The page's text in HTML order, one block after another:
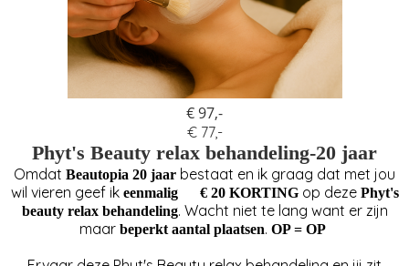
€ 97,-
€ 77,-
Phyt's Beauty relax behandeling-20 jaar
Omdat Beautopia 20 jaar bestaat en ik graag dat met jou
wil vieren geef ik eenmalig € 20 KORTINGop deze Phyt's
beauty relax behandeling. Wacht niet te lang want er zijn
maar beperkt aantal plaatsen. OP = OP